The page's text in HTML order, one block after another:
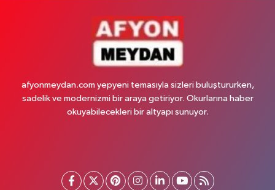
afyonmeydan.com yepyeni temasıyla sizleri buluştururken,
sadelik ve modernizmi bir araya getiriyor. Okurlarına haber
okuyabilecekleri bir altyapı sunuyor.